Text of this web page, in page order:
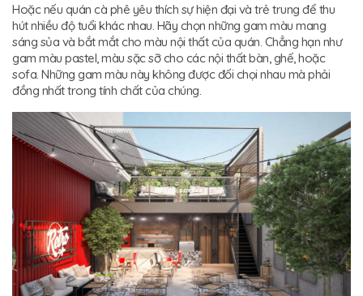
Hoặc nếu quán cà phê yêu thích sự hiện đại và trẻ trung để thu
hút nhiều độ tuổi khác nhau. Hãy chọn những gam màu mang
sáng sủa và bắt mắt cho màu nội thất của quán. Chẳng hạn như
gam màu pastel, màu sặc sỡ cho các nội thất bàn, ghế, hoặc
sofa. Những gam màu này không được đối chọi nhau mà phải
đồng nhất trong tính chất của chúng.